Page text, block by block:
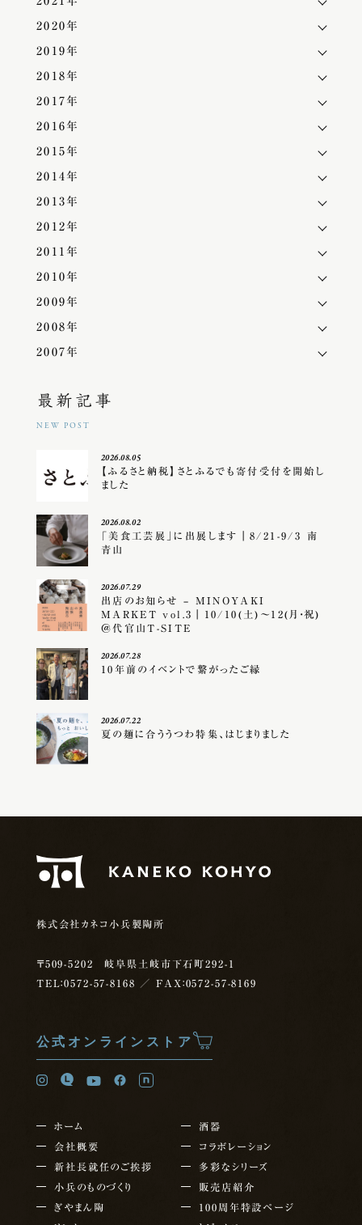
2020年
2019年
2018年
2017年
2016年
2015年
2014年
2013年
2012年
2011年
2010年
2009年
2008年
2007年
最新記事
NEW POST
2026.08.05
【ふるさと納税】さとふるでも寄付受付を開始し
ました
2026.08.02
「美食工芸展」に出展します｜8/21-9/3 南
青山
2026.07.29
出店のお知らせ – MINOYAKI
MARKET vol.3｜10/10(土)〜12(月・祝)
＠代官山T-SITE
2026.07.28
10年前のイベントで繋がったご縁
2026.07.22
夏の麺に合ううつわ特集、はじまりました
株式会社カネコ小兵製陶所
〒509-5202 岐阜県土岐市下石町292-1
TEL：0572-57-8168
／ FAX：0572-57-8169
公式オンラインストア
ホーム
会社概要
新社長就任のご挨拶
小兵のものづくり
ぎやまん陶
酒器
コラボレーション
多彩なシリーズ
販売店紹介
100周年特設ページ